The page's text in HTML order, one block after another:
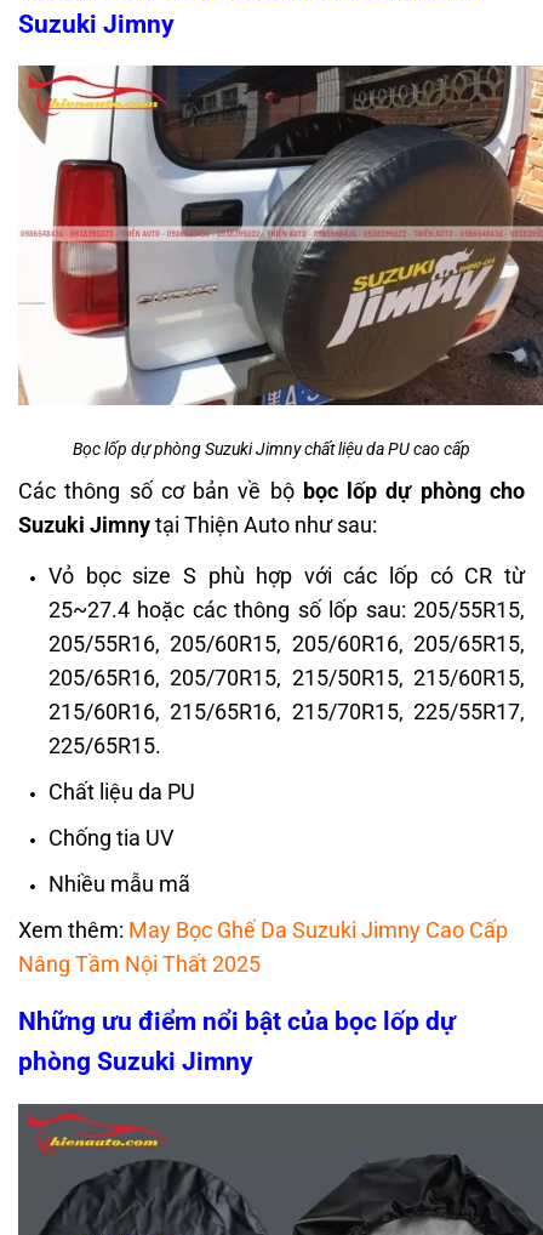
Suzuki Jimny
Bọc lốp dự phòng Suzuki Jimny chất liệu da PU cao cấp
Các thông số cơ bản về bộbọc lốp dự phòng cho
Suzuki Jimnytại Thiện Auto như sau:
Vỏ bọc size S phù hợp với các lốp có CR từ
25~27.4 hoặc các thông số lốp sau: 205/55R15,
205/55R16, 205/60R15, 205/60R16, 205/65R15,
205/65R16, 205/70R15, 215/50R15, 215/60R15,
215/60R16, 215/65R16, 215/70R15, 225/55R17,
225/65R15.
Chất liệu da PU
Chống tia UV
Nhiều mẫu mã
Xem thêm: May Bọc Ghế Da Suzuki Jimny Cao Cấp
Nâng Tầm Nội Thất 2025
Những ưu điểm nổi bật của bọc lốp dự
phòng Suzuki Jimny